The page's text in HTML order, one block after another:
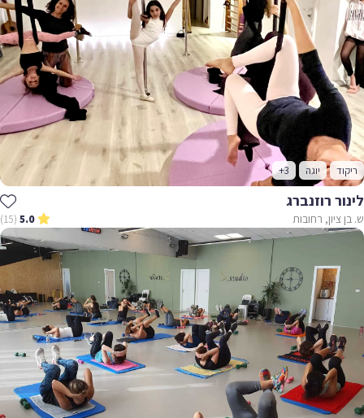
ריקוד יוגה +3
לינור רוזנברג
ש. בן ציון, רחובות 5.0
(15)